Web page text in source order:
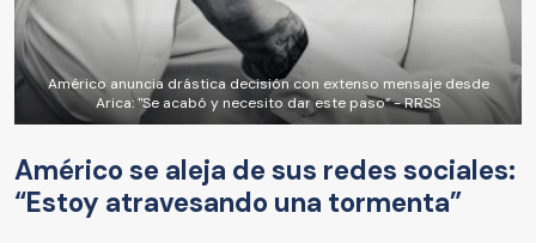
Américo anuncia drástica decisión con extenso mensaje desde
Arica: "Se acabó y necesito dar este paso” - RRSS
Américo se aleja de sus redes sociales:
“Estoy atravesando una tormenta”